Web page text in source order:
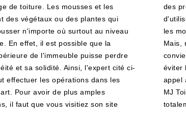
de toiture. Les mousses et les
des végétaux ou des plantes qui
n'importe où surtout au niveau
En effet, il est possible que la
de l'immeuble puisse perdre
et sa solidité. Ainsi, l'expert cité ci-
effectuer les opérations dans les
Pour avoir de plus amples
il faut que vous visitiez son site
des
les
Mais,
éviter
appel
MJ